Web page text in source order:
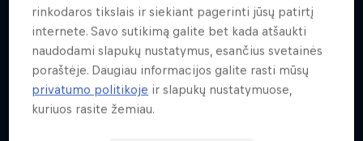
rinkodaros tikslais ir siekiant pagerinti jūsų patirtį
internete. Savo sutikimą galite bet kada atšaukti
naudodami slapukų nustatymus, esančius svetainės
poraštėje. Daugiau informacijos galite rasti mūsų
privatumo politikoje ir slapukų nustatymuose,
kuriuos rasite žemiau.